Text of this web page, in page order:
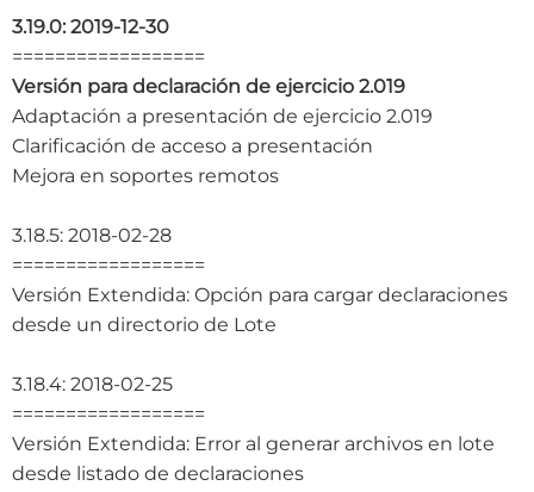
3.19.0: 2019-12-30
==================
Versión para declaración de ejercicio 2.019
Adaptación a presentación de ejercicio 2.019
Clarificación de acceso a presentación
Mejora en soportes remotos
3.18.5: 2018-02-28
==================
Versión Extendida: Opción para cargar declaraciones
desde un directorio de Lote
3.18.4: 2018-02-25
==================
Versión Extendida: Error al generar archivos en lote
desde listado de declaraciones